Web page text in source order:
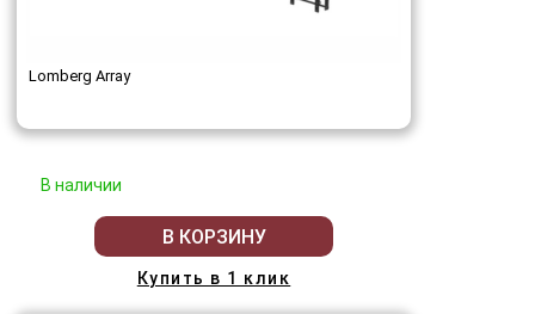
Lomberg Array
В наличии
В КОРЗИНУ
Купить в 1 клик